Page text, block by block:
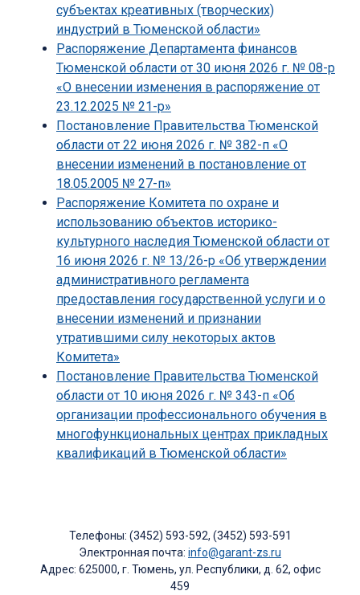
субъектах креативных (творческих)
индустрий в Тюменской области»
Распоряжение Департамента финансов
Тюменской области от 30 июня 2026 г. № 08-р
«О внесении изменения в распоряжение от
23.12.2025 № 21-р»
Постановление Правительства Тюменской
области от 22 июня 2026 г. № 382-п «О
внесении изменений в постановление от
18.05.2005 № 27-п»
Распоряжение Комитета по охране и
использованию объектов историко-
культурного наследия Тюменской области от
16 июня 2026 г. № 13/26-р «Об утверждении
административного регламента
предоставления государственной услуги и о
внесении изменений и признании
утратившими силу некоторых актов
Комитета»
Постановление Правительства Тюменской
области от 10 июня 2026 г. № 343-п «Об
организации профессионального обучения в
многофункциональных центрах прикладных
квалификаций в Тюменской области»
Телефоны: (3452) 593-592, (3452) 593-591
Электронная почта: info@garant-zs.ru
Адрес: 625000, г. Тюмень, ул. Республики, д. 62, офис
459